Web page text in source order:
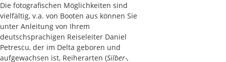
Die fotografischen Möglichkeiten sind
vielfältig, v.a. von Booten aus können Sie
unter Anleitung von Ihrem
deutschsprachigen Reiseleiter Daniel
Petrescu, der im Delta geboren und
aufgewachsen ist, Reiherarten (Silber-,